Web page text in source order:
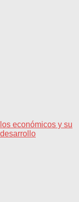
económicos y su